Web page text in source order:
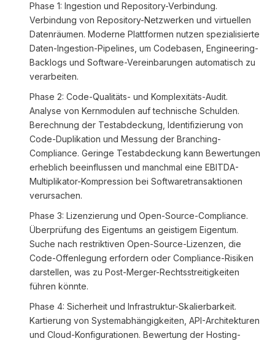
Phase 1: Ingestion und Repository-Verbindung.
Verbindung von Repository-Netzwerken und virtuellen
Datenräumen. Moderne Plattformen nutzen spezialisierte
Daten-Ingestion-Pipelines, um Codebasen, Engineering-
Backlogs und Software-Vereinbarungen automatisch zu
verarbeiten.
Phase 2: Code-Qualitäts- und Komplexitäts-Audit.
Analyse von Kernmodulen auf technische Schulden.
Berechnung der Testabdeckung, Identifizierung von
Code-Duplikation und Messung der Branching-
Compliance. Geringe Testabdeckung kann Bewertungen
erheblich beeinflussen und manchmal eine EBITDA-
Multiplikator-Kompression bei Softwaretransaktionen
verursachen.
Phase 3: Lizenzierung und Open-Source-Compliance.
Überprüfung des Eigentums an geistigem Eigentum.
Suche nach restriktiven Open-Source-Lizenzen, die
Code-Offenlegung erfordern oder Compliance-Risiken
darstellen, was zu Post-Merger-Rechtsstreitigkeiten
führen könnte.
Phase 4: Sicherheit und Infrastruktur-Skalierbarkeit.
Kartierung von Systemabhängigkeiten, API-Architekturen
und Cloud-Konfigurationen. Bewertung der Hosting-